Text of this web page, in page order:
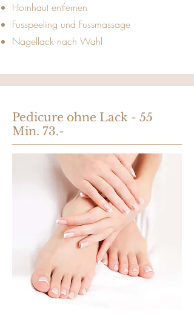
Hornhaut entfernen
Fusspeeling und Fussmassage
Nagellack nach Wahl
Pedicure ohne Lack - 55
Min. 73.-